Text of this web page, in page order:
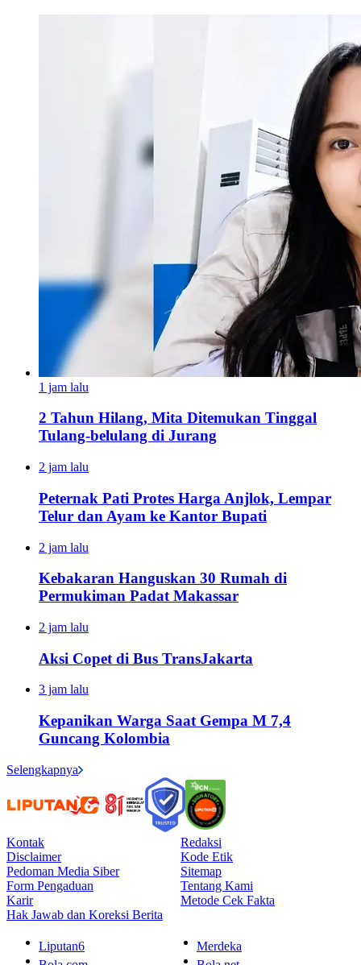
1 jam lalu
2 Tahun Hilang, Mita Ditemukan Tinggal
Tulang-belulang di Jurang
2 jam lalu
Peternak Pati Protes Harga Anjlok, Lempar
Telur dan Ayam ke Kantor Bupati
2 jam lalu
Kebakaran Hanguskan 30 Rumah di
Permukiman Padat Makassar
2 jam lalu
Aksi Copet di Bus TransJakarta
3 jam lalu
Kepanikan Warga Saat Gempa M 7,4
Guncang Kolombia
Selengkapnya
Kontak
Redaksi
Disclaimer
Kode Etik
Pedoman Media Siber
Sitemap
Form Pengaduan
Tentang Kami
Karir
Metode Cek Fakta
Hak Jawab dan Koreksi Berita
Liputan6
Merdeka